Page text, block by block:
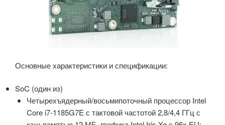
Основные характеристики и спецификации:
SoC (один из)
Четырехъядерный/восьмипоточный процессор Intel
Core i7-1185G7E с тактовой частотой 2,8/4,4 ГГц с